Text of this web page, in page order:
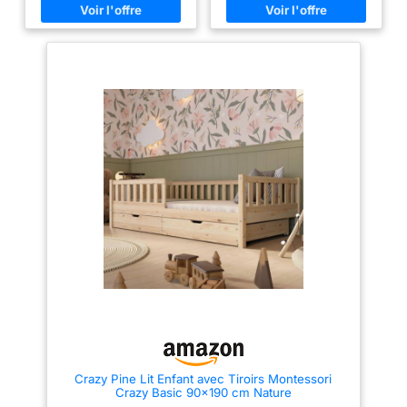
rapide, livré avec un sommier à
12 lattes Dimensions : l. 143,5 x
vous facilitant la vie grâce à la
technologie. Fini les câbles qui
détente et de gourmandise pour
jouer sur vos portables et à des
jeux dans ce lit 1 personne.
【Éclairer Votre Chambre,
Créant Une Ambiance
cm est doté d’un ruban LED,
plus de 60 000 couleurs au
choix, réglable en modes
d’éclairage et en couleurs via
l’APP et les boutons sur le ruban
LED, apportant une atmosphère
chaleureuse et technologique.
Que vous cherchiez un espace
romantique et intimiste ou un
votre humeur pour un espace
Flottant LED, Offrant une
Expérience de Sommeil
Crazy Pine Lit Enfant avec Tiroirs Montessori
Crazy Basic 90x190 cm Nature